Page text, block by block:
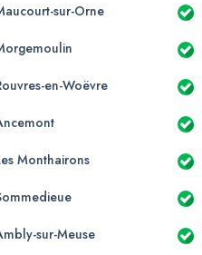
sur-Orne
en-Woëvre
Monthairons
sur-Meuse